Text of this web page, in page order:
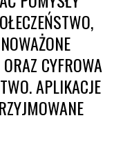
CYFROWA
APLIKACJE